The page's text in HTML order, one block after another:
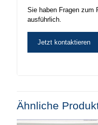
Sie haben Fragen zum
ausführlich.
Jetzt kontaktieren
Ähnliche